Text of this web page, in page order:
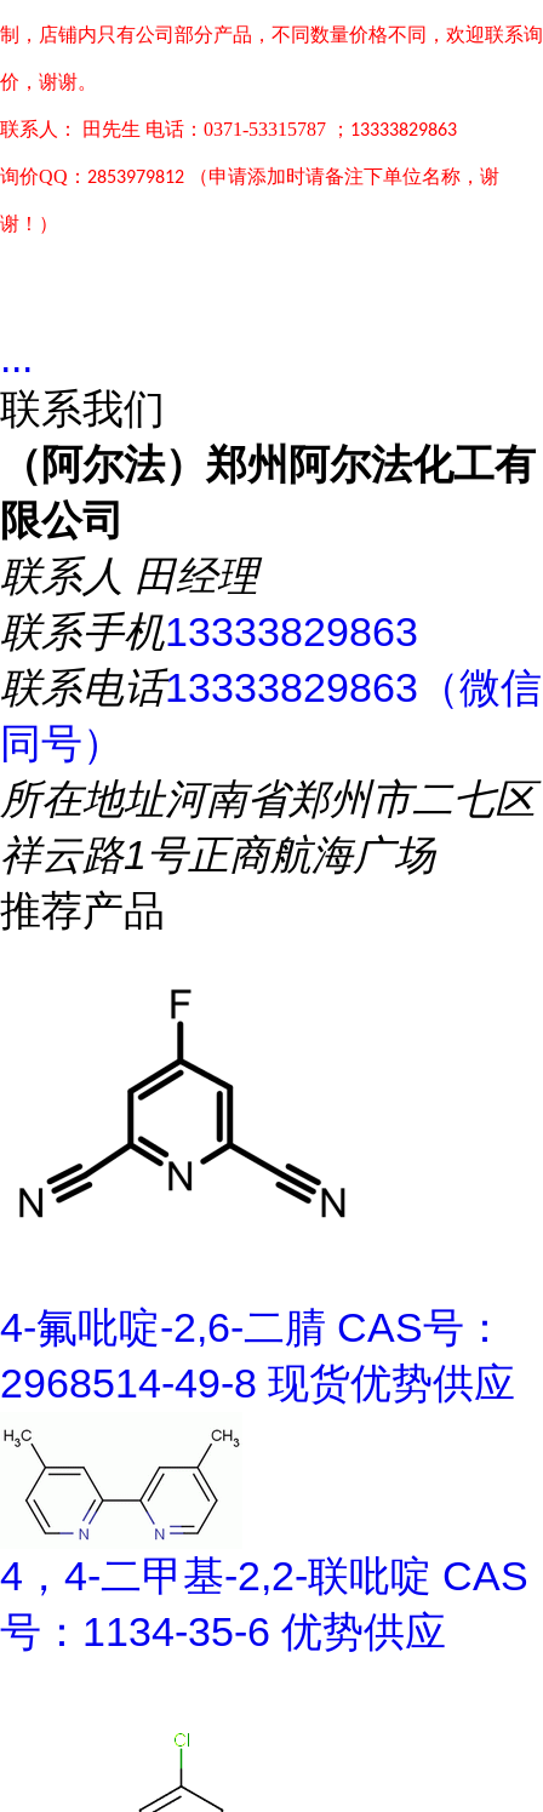
制，店铺内只有公司部分产品，不同数量价格不同，欢迎联系询
价，谢谢。
联系人： 田先生 电话：0371-53315787 ； 13333829863
询价QQ： 2853979812 （申请添加时请备注下单位名称，谢
谢！）
...
联系我们
（阿尔法）郑州阿尔法化工有
限公司
联系人 田经理
联系手机13333829863
联系电话13333829863（微信
同号）
所在地址河南省郑州市二七区
祥云路1号正商航海广场
推荐产品
4-氟吡啶-2,6-二腈 CAS号：
2968514-49-8 现货优势供应
4，4-二甲基-2,2-联吡啶 CAS
号：1134-35-6 优势供应